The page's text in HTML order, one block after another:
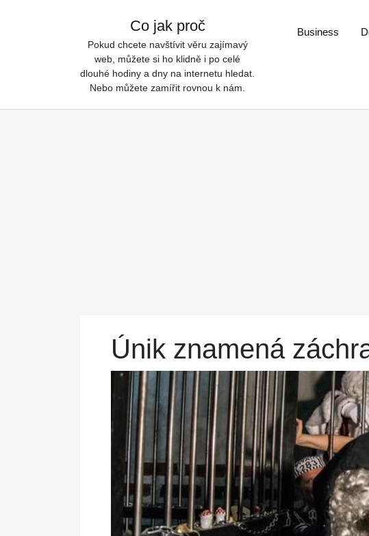
Co jak proč
Pokud chcete navštívit věru zajímavý
web, můžete si ho klidně i po celé
dlouhé hodiny a dny na internetu hledat.
Nebo můžete zamířit rovnou k nám.
Business
Únik znamená